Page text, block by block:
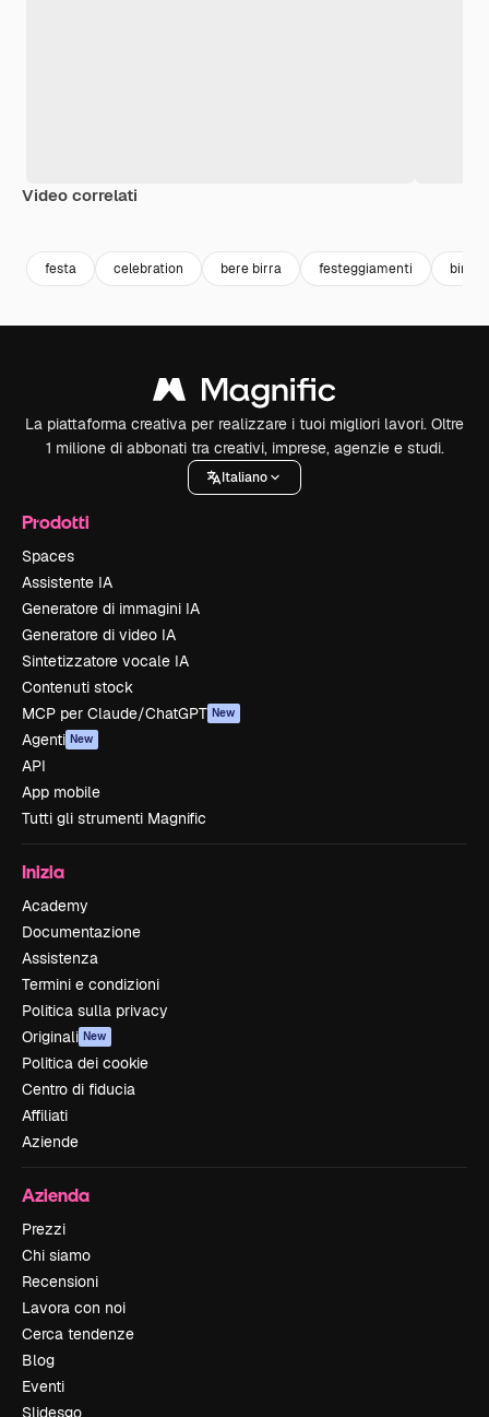
Video correlati
festa celebration bere birra festeggiamenti birra
La piattaforma creativa per realizzare i tuoi migliori lavori. Oltre
1 milione di abbonati tra creativi, imprese, agenzie e studi.
Italiano
Prodotti
Spaces
Assistente IA
Generatore di immagini IA
Generatore di video IA
Sintetizzatore vocale IA
Contenuti stock
MCP per Claude/ChatGPT New
Agenti New
API
App mobile
Tutti gli strumenti Magnific
Inizia
Academy
Documentazione
Assistenza
Termini e condizioni
Politica sulla privacy
Originali New
Politica dei cookie
Centro di fiducia
Affiliati
Aziende
Azienda
Prezzi
Chi siamo
Recensioni
Lavora con noi
Cerca tendenze
Blog
Eventi
Slidesgo